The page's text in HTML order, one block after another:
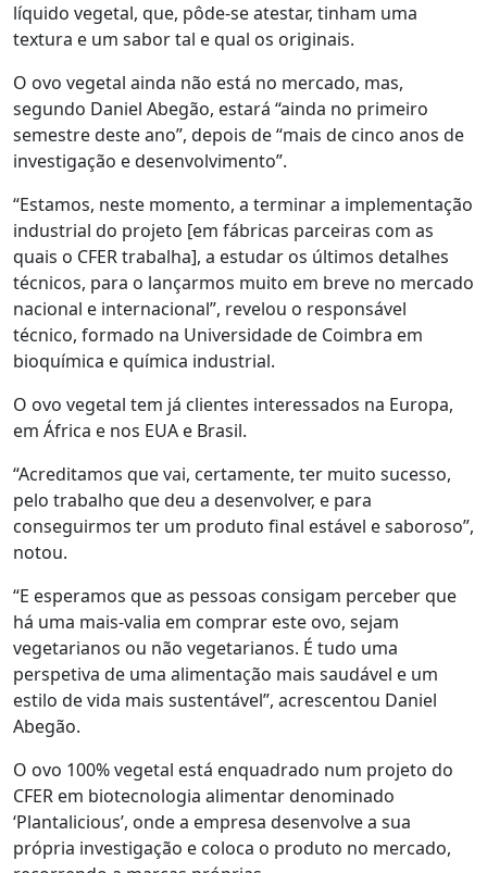
líquido vegetal, que, pôde-se atestar, tinham uma
textura e um sabor tal e qual os originais.
O ovo vegetal ainda não está no mercado, mas,
segundo Daniel Abegão, estará “ainda no primeiro
semestre deste ano”, depois de “mais de cinco anos de
investigação e desenvolvimento”.
“Estamos, neste momento, a terminar a implementação
industrial do projeto [em fábricas parceiras com as
quais o CFER trabalha], a estudar os últimos detalhes
técnicos, para o lançarmos muito em breve no mercado
nacional e internacional”, revelou o responsável
técnico, formado na Universidade de Coimbra em
bioquímica e química industrial.
O ovo vegetal tem já clientes interessados na Europa,
em África e nos EUA e Brasil.
“Acreditamos que vai, certamente, ter muito sucesso,
pelo trabalho que deu a desenvolver, e para
conseguirmos ter um produto final estável e saboroso”,
notou.
“E esperamos que as pessoas consigam perceber que
há uma mais-valia em comprar este ovo, sejam
vegetarianos ou não vegetarianos. É tudo uma
perspetiva de uma alimentação mais saudável e um
estilo de vida mais sustentável”, acrescentou Daniel
Abegão.
O ovo 100% vegetal está enquadrado num projeto do
CFER em biotecnologia alimentar denominado
‘Plantalicious’, onde a empresa desenvolve a sua
própria investigação e coloca o produto no mercado,